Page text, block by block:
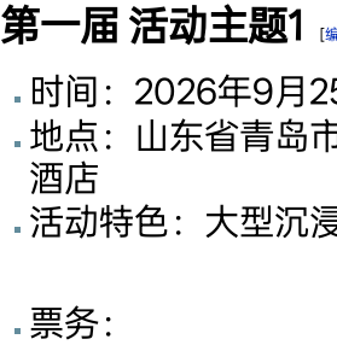
第一届 活动主题1 [
时间：2026年9月
地点：山东省青岛
酒店
活动特色：大型沉
票务：